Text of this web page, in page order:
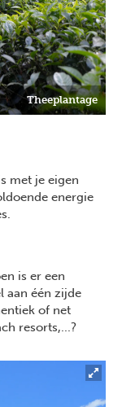
Theeplantage
met je eigen
energie
is er een
aan één zijde
of net
resorts,...?